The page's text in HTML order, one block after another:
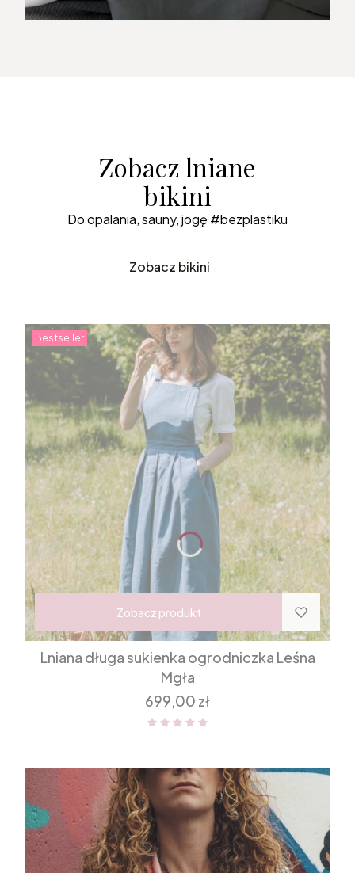
Zobacz lniane
bikini
Do opalania, sauny, jogę #bezplastiku
Zobacz bikini
Bestseller
Zobacz produkt
Lniana długa sukienka ogrodniczka Leśna
Mgła
Cena
699,00 zł